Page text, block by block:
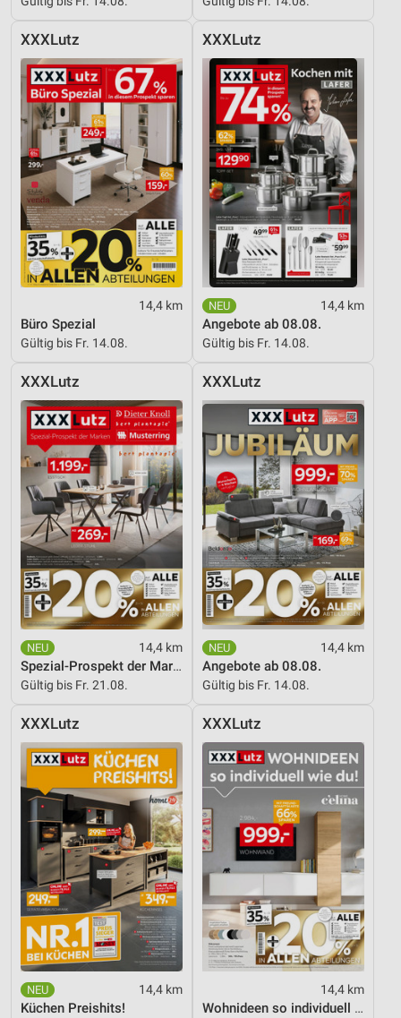
XXXLutz
14,4 km
Büro Spezial
Gültig bis Fr. 14.08.
XXXLutz
14,4 km
Angebote ab 08.08.
Gültig bis Fr. 14.08.
XXXLutz
14,4 km
Spezial-Prospekt der Marken
Gültig bis Fr. 21.08.
XXXLutz
14,4 km
Angebote ab 08.08.
Gültig bis Fr. 14.08.
XXXLutz
14,4 km
Küchen Preishits!
XXXLutz
14,4 km
Wohnideen so individuell wie du!
Verwendung reduzierter Daten zur Auswahl von
Inhalten
IAB-Besonderheiten:
Verwendung genauer Standortdaten
Geräte anhand von aktiv angeforderten
Informationen identifizieren
Nicht-IAB-Verarbeitungszwecke:
Notwendig
Performance
Werbung